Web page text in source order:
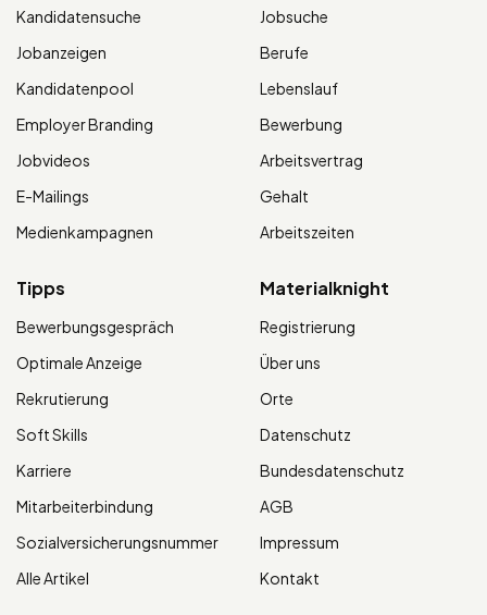
Kandidatensuche
Jobanzeigen
Kandidatenpool
Employer Branding
Jobvideos
E-Mailings
Medienkampagnen
Jobsuche
Berufe
Lebenslauf
Bewerbung
Arbeitsvertrag
Gehalt
Arbeitszeiten
Tipps
Bewerbungsgespräch
Optimale Anzeige
Rekrutierung
Soft Skills
Karriere
Mitarbeiterbindung
Sozialversicherungsnummer
Alle Artikel
Materialknight
Registrierung
Über uns
Orte
Datenschutz
Bundesdatenschutz
AGB
Impressum
Kontakt